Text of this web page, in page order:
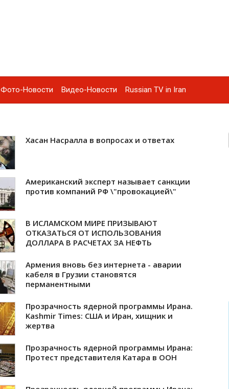
Фото-Новости Видео-Новости Russian TV in Iran
Хасан Насралла в вопросах и ответах
Американский эксперт называет санкции
против компаний РФ \"провокацией\"
В ИСЛАМСКОМ МИРЕ ПРИЗЫВАЮТ
ОТКАЗАТЬСЯ ОТ ИСПОЛЬЗОВАНИЯ
ДОЛЛАРА В РАСЧЕТАХ ЗА НЕФТЬ
Армения вновь без интернета - аварии
кабеля в Грузии становятся
перманентными
Прозрачность ядерной программы Ирана.
Kashmir Times: США и Иран, хищник и
жертва
Прозрачность ядерной программы Ирана:
Протест представителя Катара в ООН